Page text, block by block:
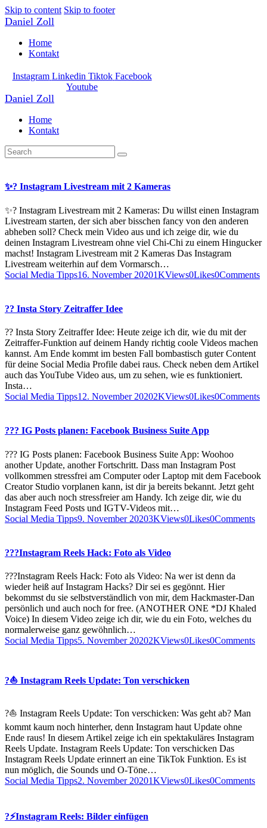
Skip to content Skip to footer
Daniel Zoll
Home
Kontakt
Instagram Linkedin Tiktok Facebook
Youtube
Daniel Zoll
Home
Kontakt
✨? Instagram Livestream mit 2 Kameras
✨? Instagram Livestream mit 2 Kameras: Du willst einen Instagram
Livestream starten, der sich aber bisschen fancy von den anderen
abheben soll? Check mein Video aus und ich zeige dir, wie du
deinen Instagram Livestream ohne viel Chi-Chi zu einem Hingucker
machst! Instagram Livestream mit 2 Kameras Das Instagram
Livestream weiterhin auf dem Vormarsch…
Social Media Tipps16. November 20201KViews0Likes0Comments
?? Insta Story Zeitraffer Idee
?? Insta Story Zeitraffer Idee: Heute zeige ich dir, wie du mit der
Zeitraffer-Funktion auf deinem Handy richtig coole Videos machen
kannst. Am Ende kommt im besten Fall bombastisch guter Content
für deine Social Media Profile dabei raus. Check neben dem Artikel
auch das YouTube Video aus, um zu sehen, wie es funktioniert.
Insta…
Social Media Tipps12. November 20202KViews0Likes0Comments
??? IG Posts planen: Facebook Business Suite App
??? IG Posts planen: Facebook Business Suite App: Woohoo
another Update, another Fortschritt. Dass man Instagram Post
vollkommen stressfrei am Computer oder Laptop mit dem Facebook
Creator Studio vorplanen kann, ist dir ja bereits bekannt. Jetzt geht
das aber auch noch stressfreier am Handy. Ich zeige dir, wie du
Instagram Feed Posts und IGTV-Videos mit…
Social Media Tipps9. November 20203KViews0Likes0Comments
???Instagram Reels Hack: Foto als Video
???Instagram Reels Hack: Foto als Video: Na wer ist denn da
wieder heiß auf Instagram Hacks? Dir sei es gegönnt. Hier
bekommst du sie selbstverständlich von mir, dem Hackmaster-Dan
persönlich und auch noch for free. (ANOTHER ONE *DJ Khaled
Voice) In diesem Video zeige ich dir, wie du ein Foto, welches du
normalerweise ganz gewöhnlich…
Social Media Tipps5. November 20202KViews0Likes0Comments
?⛵️ Instagram Reels Update: Ton verschicken
?⛵️ Instagram Reels Update: Ton verschicken: Was geht ab? Man
kommt kaum noch hinterher, denn Instagram haut Update ohne
Ende raus! In diesem Artikel zeige ich ein spektakuläres Instagram
Reels Update. Instagram Reels Update: Ton verschicken Das
Instagram Reels Update erinnert an eine TikTok Funktion. Es ist
nun möglich, die Sounds und O-Töne…
Social Media Tipps2. November 20201KViews0Likes0Comments
?⚡️Instagram Reels: Bilder einfügen